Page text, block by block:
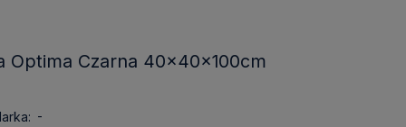
Optima Czarna 40x40x100cm
-